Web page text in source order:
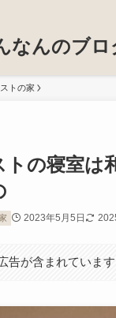
なんのブロ
トの家
トの寝室は
2023年5月5日
告が含まれています